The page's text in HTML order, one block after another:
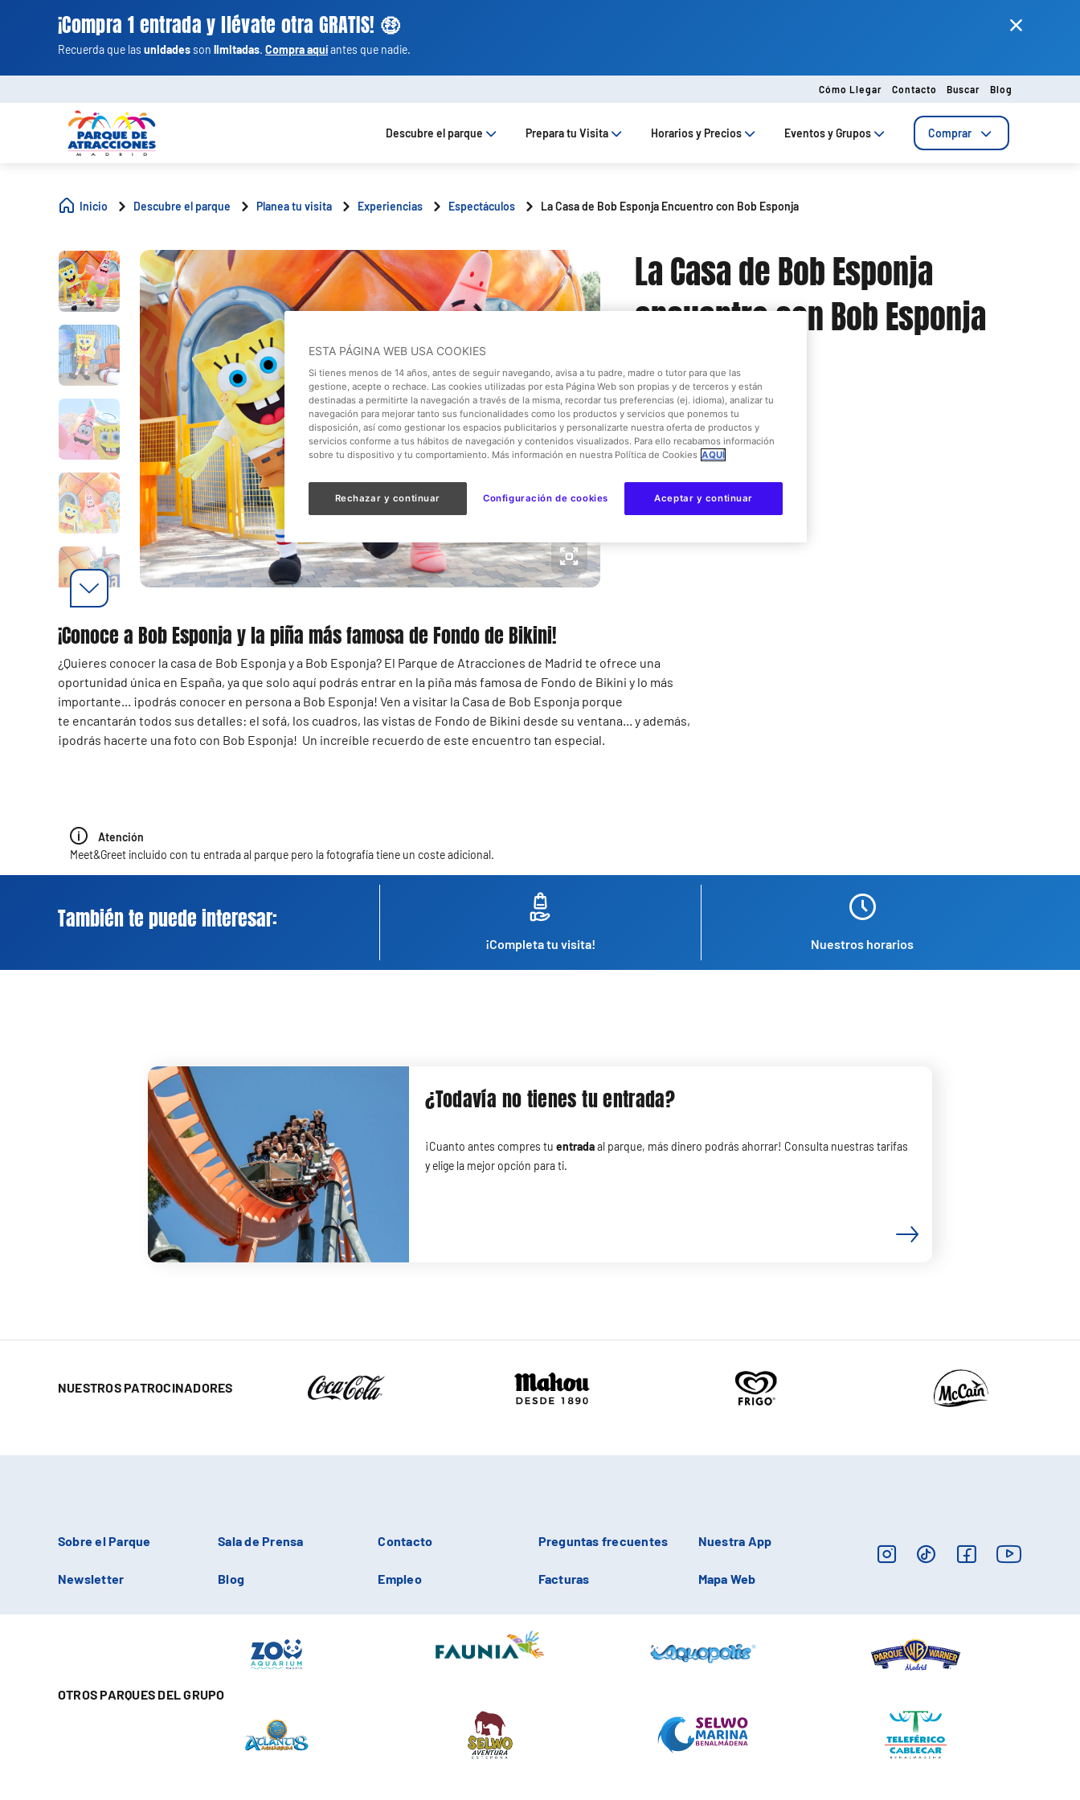
¡Compra 1 entrada y llévate otra GRATIS! 🤑
Recuerda que las unidadesson limitadas. Compra aquíantes que nadie.
Cómo Llegar Contacto Buscar Blog
Descubre el parque Prepara tu Visita Horarios y Precios Eventos y Grupos Comprar
Inicio Descubre el parque Planea tu visita Experiencias Espectáculos La Casa de Bob Esponja Encuentro con Bob Esponja
La Casa de Bob Esponja
encuentro con Bob Esponja
Nickelodeon Land
16:30 - 18:50
Niños y familias
Gratis
¡Conoce a Bob Esponja y la piña más famosa de Fondo de Bikini!
¿Quieres conocer la casa de Bob Esponja y a Bob Esponja? El Parque de Atracciones de Madrid te ofrece una
oportunidad única en España, ya que solo aquí podrás entrar en la piña más famosa de Fondo de Bikini y lo más
importante... ¡podrás conocer en persona a Bob Esponja! Ven a visitar la Casa de Bob Esponja porque
te encantarán todos sus detalles: el sofá, los cuadros, las vistas de Fondo de Bikini desde su ventana... y además,
¡podrás hacerte una foto con Bob Esponja! Un increíble recuerdo de este encuentro tan especial.
Atención
Meet&Greet incluido con tu entrada al parque pero la fotografía tiene un coste adicional.
También te puede interesar:
¡Completa tu visita! Nuestros horarios
¿Todavía no tienes tu entrada?
¡Cuanto antes compres tuentradaal parque, más dinero podrás ahorrar! Consulta nuestras tarifas
y elige la mejor opción para ti.
NUESTROS PATROCINADORES
Sobre el Parque Sala de Prensa Contacto Preguntas frecuentes Nuestra App
Newsletter Blog Empleo Facturas Mapa Web
OTROS PARQUES DEL GRUPO
ESTA PÁGINA WEB USA COOKIES
Si tienes menos de 14 años, antes de seguir navegando, avisa a tu padre, madre o tutor para que las
gestione, acepte o rechace. Las cookies utilizadas por esta Página Web son propias y de terceros y están
destinadas a permitirte la navegación a través de la misma, recordar tus preferencias (ej. idioma), analizar tu
navegación para mejorar tanto sus funcionalidades como los productos y servicios que ponemos tu
disposición, así como gestionar los espacios publicitarios y personalizarte nuestra oferta de productos y
servicios conforme a tus hábitos de navegación y contenidos visualizados. Para ello recabamos información
sobre tu dispositivo y tu comportamiento. Más información en nuestra Política de Cookies AQUÍ
Rechazar y continuar Aceptar y continuar
Configuración de cookies